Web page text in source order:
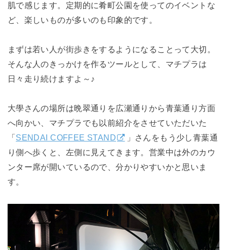
肌で感じます。定期的に肴町公園を使ってのイベントな
ど、楽しいものが多いのも印象的です。
まずは若い人が街歩きをするようになることって大切。
そんな人のきっかけを作るツールとして、マチプラは
日々走り続けますよ～♪
大學さんの場所は晩翠通りを広瀬通りから青葉通り方面
へ向かい、マチプラでも以前紹介をさせていただいた
「SENDAI COFFEE STAND
」さんをもう少し青葉通
り側へ歩くと、左側に見えてきます。営業中は外のカウ
ンター席が開いているので、分かりやすいかと思いま
す。